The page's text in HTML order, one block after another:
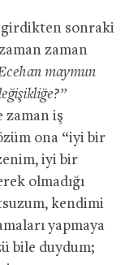
girdikten sonraki
zaman
maymun
zaman iş
ona “iyi bir
iyi bir
olmadığı
kendimi
yapmaya
bile duydum;